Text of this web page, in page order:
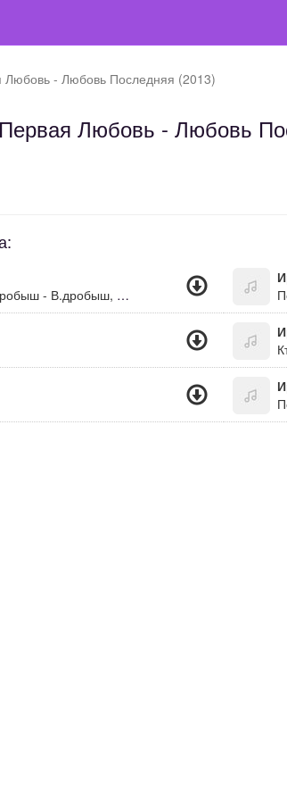
Любовь - Любовь Последняя (2013)
Любовь - Любовь
Первая Любовь - Любовь Последняя (В.дробыш - В.дробыш, А.сланевская)